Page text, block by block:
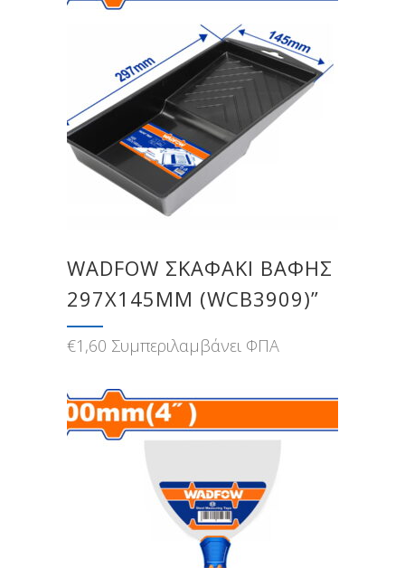
WADFOW ΣΚΑΦΑΚΙ ΒΑΦΗΣ
297Χ145MM (WCB3909)”
€1,60 Συμπεριλαμβάνει ΦΠΑ